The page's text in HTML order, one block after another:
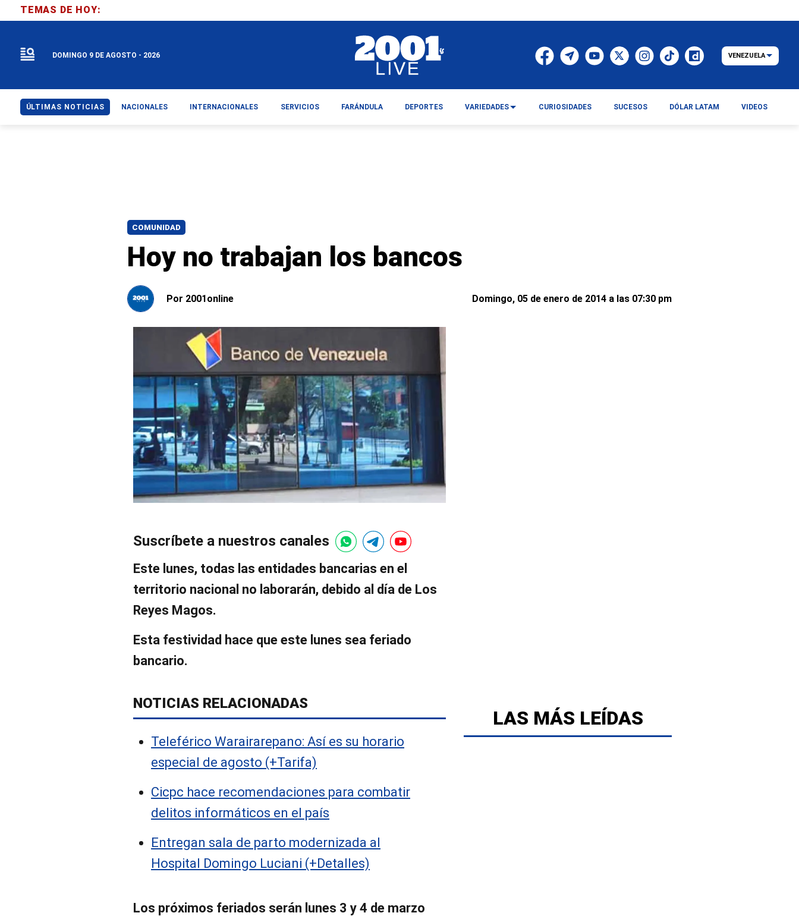
COMUNIDAD
Hoy no trabajan los bancos
Por 2001online Domingo, 05 de enero de 2014 a las 07:30 pm
Suscríbete a nuestros canales
Este lunes, todas las entidades bancarias en el
territorio nacional no laborarán, debido al día de Los
Reyes Magos.
Esta festividad hace que este lunes sea feriado
bancario.
NOTICIAS RELACIONADAS
Teleférico Warairarepano: Así es su horario
especial de agosto (+Tarifa)
Cicpc hace recomendaciones para combatir
delitos informáticos en el país
Entregan sala de parto modernizada al
Hospital Domingo Luciani (+Detalles)
Los próximos feriados serán lunes 3 y 4 de marzo
LAS MÁS LEÍDAS
TEMAS DE HOY:
DOMINGO 9 DE AGOSTO - 2026 VENEZUELA
ÚLTIMAS NOTICIAS NACIONALES INTERNACIONALES SERVICIOS FARÁNDULA DEPORTES VARIEDADES CURIOSIDADES SUCESOS DÓLAR LATAM VIDEOS